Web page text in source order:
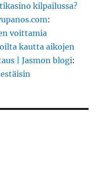
kilpailussa?
:
voittamia
kautta aikojen
| Jasmon blogi: